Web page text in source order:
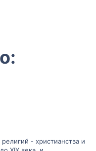
- христианства и